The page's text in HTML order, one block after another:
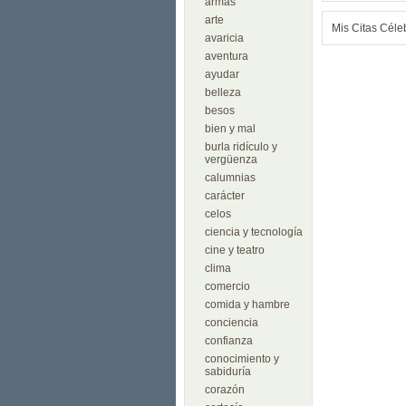
arte
avaricia
aventura
ayudar
belleza
besos
bien y mal
burla ridículo y
vergüenza
calumnias
carácter
celos
ciencia y tecnología
cine y teatro
clima
comercio
comida y hambre
conciencia
confianza
conocimiento y
sabiduría
corazón
Mis Citas